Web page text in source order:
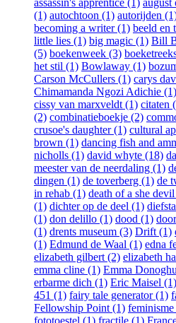
assassin's apprentice (1) august
(1) autochtoon (1) autorijden
becoming a writer (1) beeld en
little lies (1) big magic (1) Bill
(5) boekenweek (3)
het stil (1) Bowlaway (1)
Carson McCullers (1) carys
Chimamanda Ngozi Adichie (1)
cissy van marxveldt (1) citaten
(2) combinatieboekje (2)
crusoe's daughter (1) cultural
brown (1) dancing fish and
nicholls (1) david whyte (18)
meester van de neerdaling (1)
dingen (1) de toverberg (1) de
in rehab (1) death of a she
(1) dichter op de deel (1)
(1) don delillo (1) dood (1)
(1) drents museum (3) Drift (1)
(1) Edmund de Waal (1) edna
elizabeth gilbert (2) elizabeth
emma cline (1) Emma
erbarme dich (1) Eric Maisel (1)
451 (1) fairy tale generator (1)
Fellowship Point (1)
fototoestel (1) fractile (1)